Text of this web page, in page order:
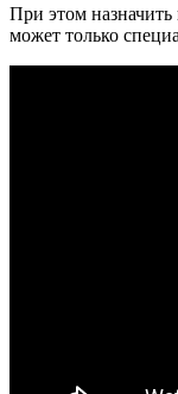
При этом назначить
может только